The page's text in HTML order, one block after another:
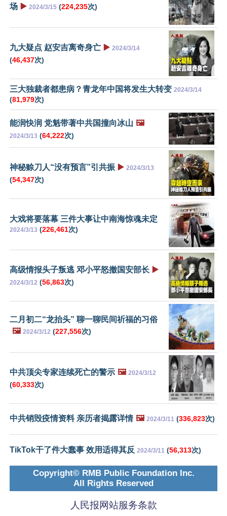
场 ▶️ 2024/3/15 (224,235次)
九大疑点 赵安吉离奇身亡 ▶️ 2024/3/14
(46,437次)
三大独裁者都患病？青龙年中国将发生大转变 2024/3/14
(81,979次)
能润快润 党魁带著中共国撞向冰山 🖼️
2024/3/13 (64,222次)
神秘赊刀人“没有预言”引共振 ▶️ 2024/3/13
(54,347次)
大戏将要落幕 三件大事让中南海惊魂未定
2024/3/13 (226,461次)
高级情报头子叛逃 邓小平怒撤国安部长 ▶️
2024/3/12 (56,863次)
二月初二“龙抬头” 聊一聊民间祈福的习俗
🖼️ 2024/3/12 (227,556次)
中共顶尖专家连续死亡的警示 🖼️ 2024/3/12
(60,333次)
中共销毁疫情资料 亲历者揭露详情 🖼️ 2024/3/11 (336,823次)
TikTok干了件大蠢事 效用适得其反 2024/3/11 (56,313次)
Copyright© RMB Public Foundation Inc.
All Rights Reserved
人民报网站服务条款